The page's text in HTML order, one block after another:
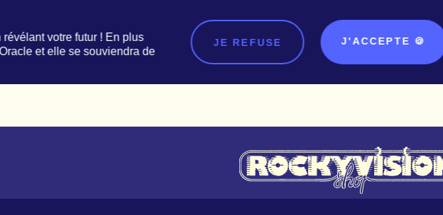
votre futur ! En plus
et elle se souviendra de
JE REFUSE J'ACCEPTE 🍪
ACCUEIL